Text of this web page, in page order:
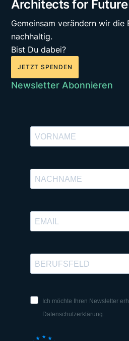
Architects for Future
Gemeinsam verändern wir die
nachhaltig.
Bist Du dabei?
JETZT SPENDEN
Newsletter Abonnieren
Ich möchte Ihren Newsletter
Datenschutzerklärung.